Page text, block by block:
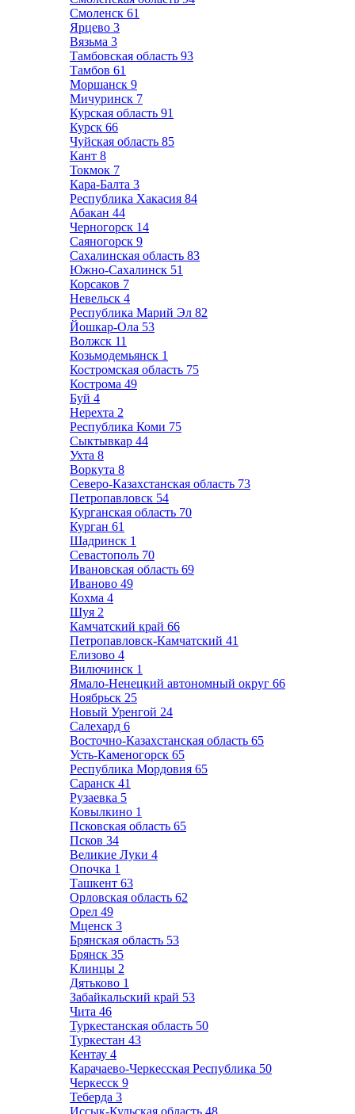
Смоленск 61
Ярцево 3
Вязьма 3
Тамбовская область 93
Тамбов 61
Моршанск 9
Мичуринск 7
Курская область 91
Курск 66
Чуйская область 85
Кант 8
Токмок 7
Кара-Балта 3
Республика Хакасия 84
Абакан 44
Черногорск 14
Саяногорск 9
Сахалинская область 83
Южно-Сахалинск 51
Корсаков 7
Невельск 4
Республика Марий Эл 82
Йошкар-Ола 53
Волжск 11
Козьмодемьянск 1
Костромская область 75
Кострома 49
Буй 4
Нерехта 2
Республика Коми 75
Сыктывкар 44
Ухта 8
Воркута 8
Северо-Казахстанская область 73
Петропавловск 54
Курганская область 70
Курган 61
Шадринск 1
Севастополь 70
Ивановская область 69
Иваново 49
Кохма 4
Шуя 2
Камчатский край 66
Петропавловск-Камчатский 41
Елизово 4
Вилючинск 1
Ямало-Ненецкий автономный округ 66
Ноябрьск 25
Новый Уренгой 24
Салехард 6
Восточно-Казахстанская область 65
Усть-Каменогорск 65
Республика Мордовия 65
Саранск 41
Рузаевка 5
Ковылкино 1
Псковская область 65
Псков 34
Великие Луки 4
Опочка 1
Ташкент 63
Орловская область 62
Орел 49
Мценск 3
Брянская область 53
Брянск 35
Клинцы 2
Дятьково 1
Забайкальский край 53
Чита 46
Туркестанская область 50
Туркестан 43
Кентау 4
Карачаево-Черкесская Республика 50
Черкесск 9
Теберда 3
Иссык-Кульская область 48